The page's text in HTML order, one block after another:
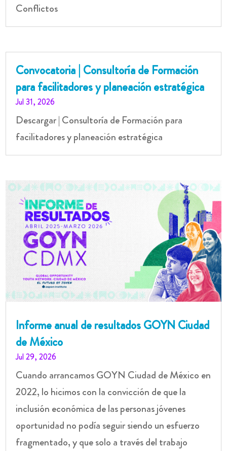
Conflictos
Convocatoria | Consultoría de Formación
para facilitadores y planeación estratégica
Jul 31, 2026
Descargar | Consultoría de Formación para
facilitadores y planeación estratégica
Informe anual de resultados GOYN Ciudad
de México
Jul 29, 2026
Cuando arrancamos GOYN Ciudad de México en
2022, lo hicimos con la convicción de que la
inclusión económica de las personas jóvenes
oportunidad no podía seguir siendo un esfuerzo
fragmentado, y que solo a través del trabajo